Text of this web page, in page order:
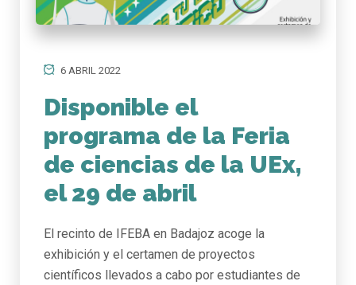
6 ABRIL 2022
Disponible el
programa de la Feria
de ciencias de la UEx,
el 29 de abril
El recinto de IFEBA en Badajoz acoge la
exhibición y el certamen de proyectos
científicos llevados a cabo por estudiantes de